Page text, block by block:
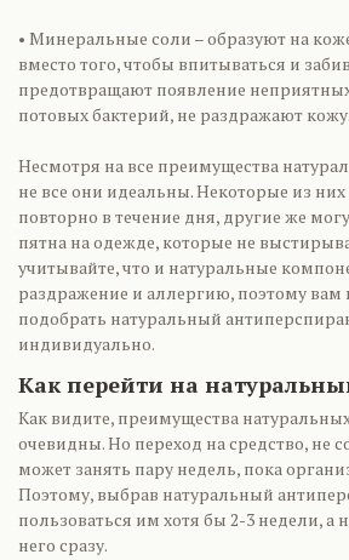
• Минеральные соли – образуют на
вместо того, чтобы впитываться и
предотвращают появление
потовых бактерий, не раздражают кожу.
Несмотря на все преимущества
не все они идеальны. Некоторые из
повторно в течение дня, другие же
пятна на одежде, которые не
учитывайте, что и натуральные
раздражение и аллергию, поэтому вам
подобрать натуральный
индивидуально.
Как перейти на
Как видите, преимущества
очевидны. Но переход на средство, не
может занять пару недель, пока
Поэтому, выбрав натуральный
пользоваться им хотя бы 2-3 недели, а
него сразу.